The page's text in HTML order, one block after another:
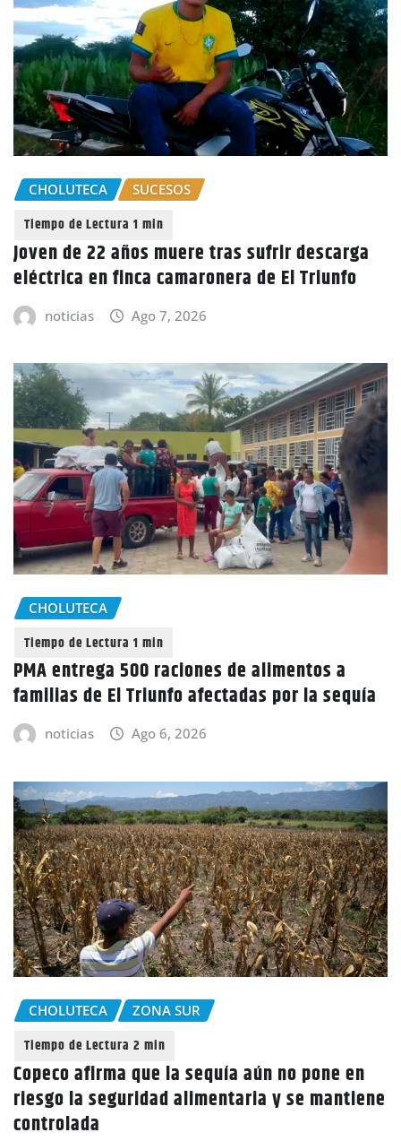
CHOLUTECA SUCESOS
Joven de 22 años muere tras sufrir descarga
eléctrica en finca camaronera de El Triunfo
noticias Ago 7, 2026
CHOLUTECA
PMA entrega 500 raciones de alimentos a
familias de El Triunfo afectadas por la sequía
noticias Ago 6, 2026
CHOLUTECA ZONA SUR
Copeco afirma que la sequía aún no pone en
riesgo la seguridad alimentaria y se mantiene
controlada